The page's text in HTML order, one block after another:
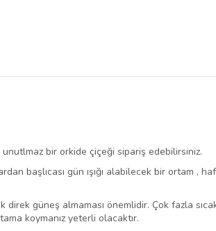
bir orkide çiçeği sipariş edebilirsiniz.
başlıcası gün ışığı alabilecek bir ortam ,
güneş almaması önemlidir. Çok fazla
koymanız yeterli olacaktır.